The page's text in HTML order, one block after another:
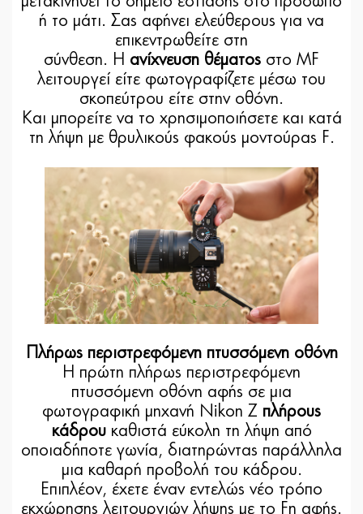
ή το μάτι. Σας αφήνει ελεύθερους για να
επικεντρωθείτε στη
σύνθεση. Η ανίχνευση θέματος στο MF
λειτουργεί είτε φωτογραφίζετε μέσω του
σκοπεύτρου είτε στην οθόνη.
Και μπορείτε να το χρησιμοποιήσετε και κατά
τη λήψη με θρυλικούς φακούς μοντούρας F.
Πλήρως περιστρεφόμενη πτυσσόμενη οθόνη
Η πρώτη πλήρως περιστρεφόμενη
πτυσσόμενη οθόνη αφής σε μια
φωτογραφική μηχανή Nikon Z πλήρους
κάδρου καθιστά εύκολη τη λήψη από
οποιαδήποτε γωνία, διατηρώντας παράλληλα
μια καθαρή προβολή του κάδρου.
Επιπλέον, έχετε έναν εντελώς νέο τρόπο
εκχώρησης λειτουργιών λήψης με το Fn αφής.